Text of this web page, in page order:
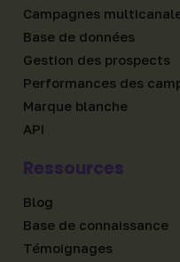
Campagnes
Base de données
Gestion des prospects
Performances des
Marque blanche
API
Ressources
Blog
Base de connaissance
Témoignages